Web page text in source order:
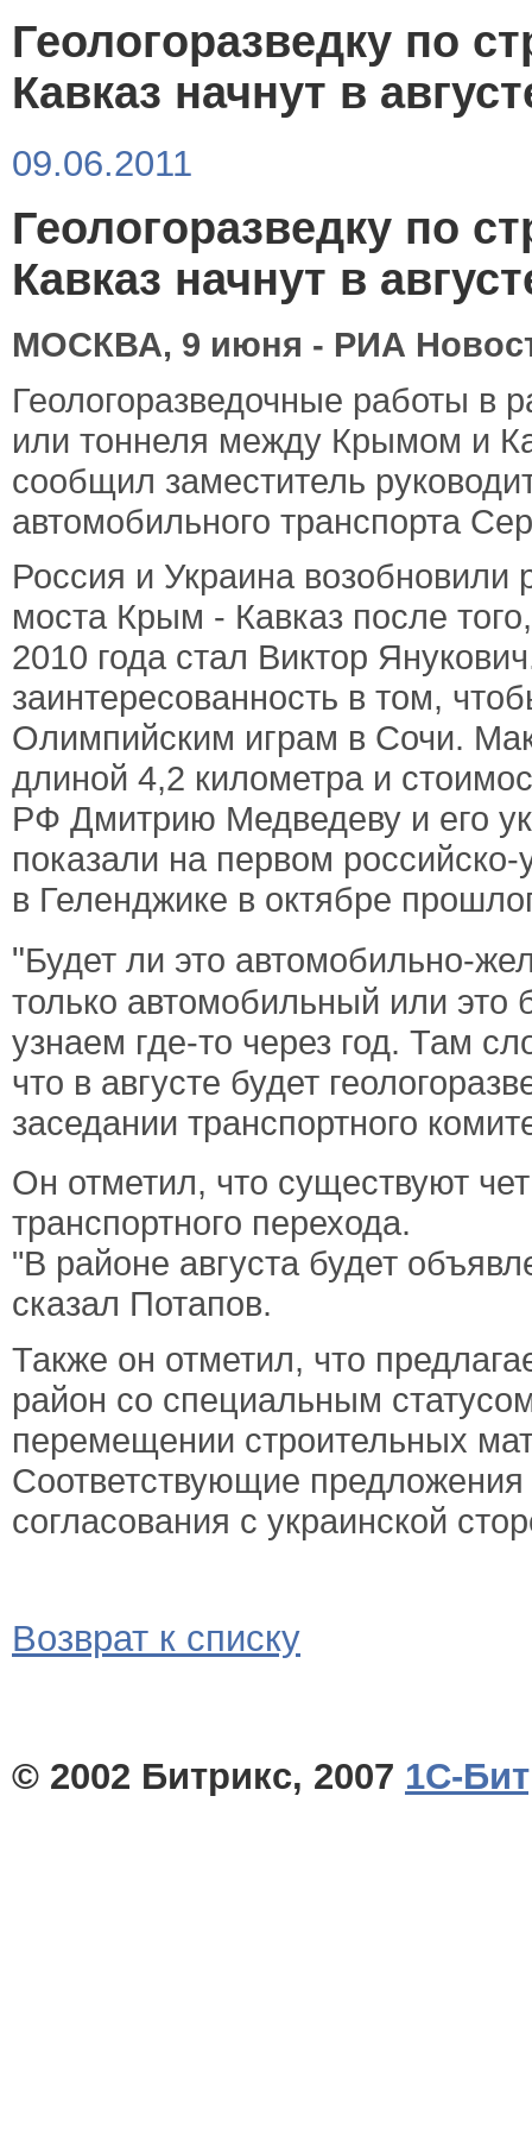
Геологоразведку по
Кавказ начнут в
09.06.2011
Геологоразведку по
Кавказ начнут в
МОСКВА, 9 июня - РИА
Геологоразведочные работы в
или тоннеля между Крымом и
сообщил заместитель
автомобильного транспорта
Россия и Украина возобновили
моста Крым - Кавказ после
2010 года стал Виктор
заинтересованность в том,
Олимпийским играм в Сочи.
длиной 4,2 километра и
РФ Дмитрию Медведеву и его
показали на первом
в Геленджике в октябре
"Будет ли это автомобильно-
только автомобильный или это
узнаем где-то через год. Там
что в августе будет
заседании транспортного
Он отметил, что существуют
транспортного перехода.
"В районе августа будет
сказал Потапов.
Также он отметил, что
район со специальным
перемещении строительных
Соответствующие
согласования с украинской
Возврат к списку
© 2002 Битрикс, 2007 1С-